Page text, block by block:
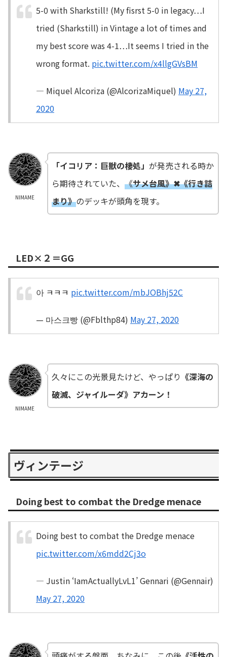
5-0 with Sharkstill! (My fisrst 5-0 in legacy…I
tried (Sharkstill) in Vintage a lot of times and
my best score was 4-1…It seems I tried in the
wrong format. pic.twitter.com/x4llgGVsBM
— Miquel Alcoriza (@AlcorizaMiquel) May 27,
2020
NIMAME
「イコリア：巨獣の棲処」 が発売される時か
ら期待されていた、 《サメ台風》✖《行き詰
まり》のデッキが頭角を現す。
LED×２＝GG
아 ㅋㅋㅋ pic.twitter.com/mbJOBhj52C
— 마스크빵 (@Fblthp84) May 27, 2020
NIMAME
久々にこの光景見たけど、やっぱり 《深海の
破滅、ジャイルーダ》アカーン！
ヴィンテージ
Doing best to combat the Dredge menace
Doing best to combat the Dredge menace
pic.twitter.com/x6mdd2Cj3o
— Justin ‘IamActuallyLvL1’ Gennari (@Gennair)
May 27, 2020